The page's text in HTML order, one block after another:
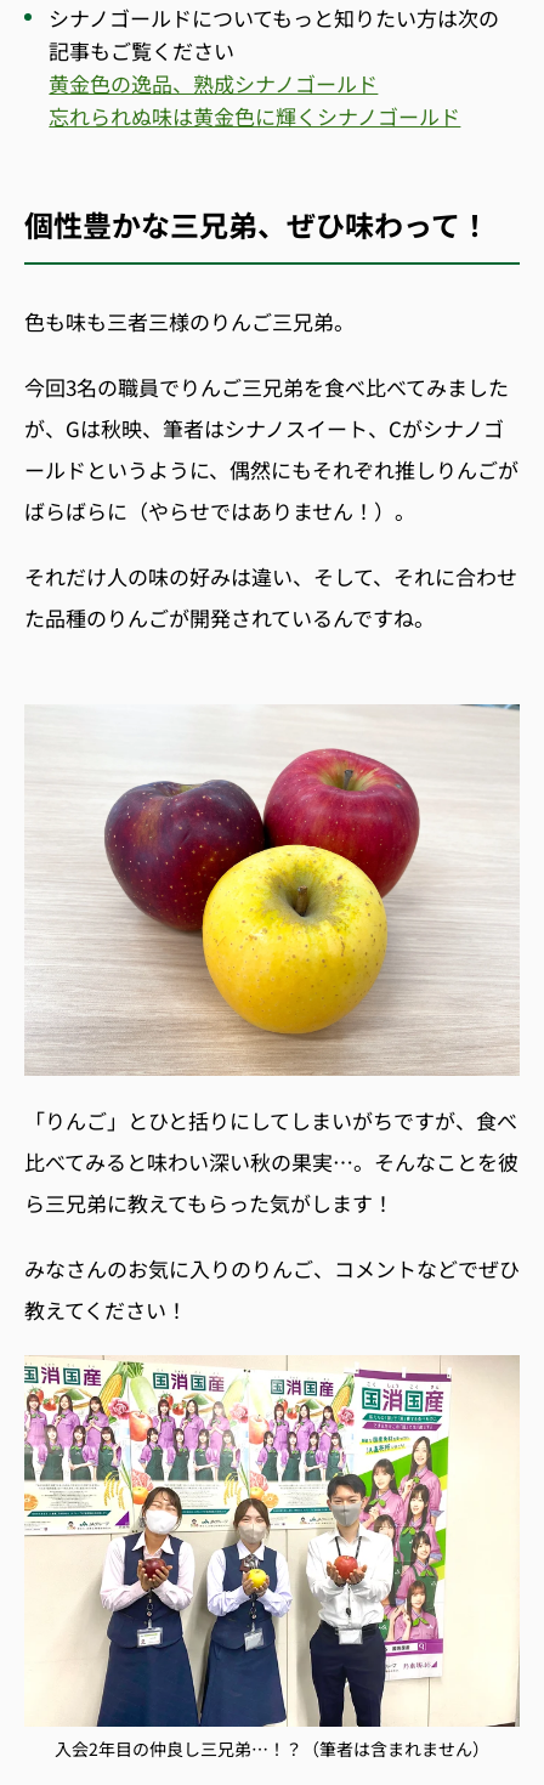
シナノゴールドについてもっと知りたい方は次の
記事もご覧ください
黄金色の逸品、熟成シナノゴールド
忘れられぬ味は黄金色に輝くシナノゴールド
個性豊かな三兄弟、ぜひ味わって！
色も味も三者三様のりんご三兄弟。
今回3名の職員でりんご三兄弟を食べ比べてみました
が、 Gは秋映、筆者はシナノスイート、 Cがシナノゴ
ールドというように、偶然にもそれぞれ推しりんごが
ばらばらに（やらせではありません！）。
それだけ人の味の好みは違い、そして、それに合わせ
た品種のりんごが開発されているんですね。
「りんご」とひと括りにしてしまいがちですが、食べ
比べてみると味わい深い秋の果実…。そんなことを彼
ら三兄弟に教えてもらった気がします！
みなさんのお気に入りのりんご、コメントなどでぜひ
教えてください！
入会2年目の仲良し三兄弟…！？（筆者は含まれません）